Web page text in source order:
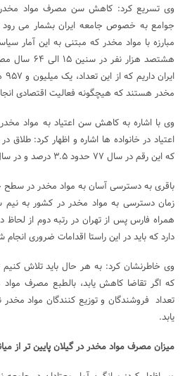
وی تسریع کرد: کاهش سن مصرف مواد مخدر
جوامع به خصوص جامعه ایران بشمار می رود
مبارزه با مواد مخدر که مبتنی به این آمار
هشتصد هزار
مخدر هستند که هیچگونه فعالیت اقتصادی
وی با اشاره به کاهش سن اعتیاد به مواد
اعتیاد در خانواده ها اشاره و اظهار کرد: طلاق
که این رقم در سال ۷۷ حدود ۳.۵ درصد و در سال ۹۷ به ۱۰.۳ درصد رسیده است.
باقری به دسترسی آسان به مواد مخدر در سطح
زمان دسترسی به مواد مخدر در کشور به نیم
همراه فارس پس از تهران در رتبه دوم از
دارد که باید در این راستا اقدامات ضروری انجام
وی خاطرنشان کرد: به هر حال باید تلاش
که اگر تقاضا کاهش یابد، بالطبع مصرف
تعداد فروشندگان و توزیع کنندگان مواد
یابد.
میزان مصرف مواد مخدر در گیلان پایین تر از